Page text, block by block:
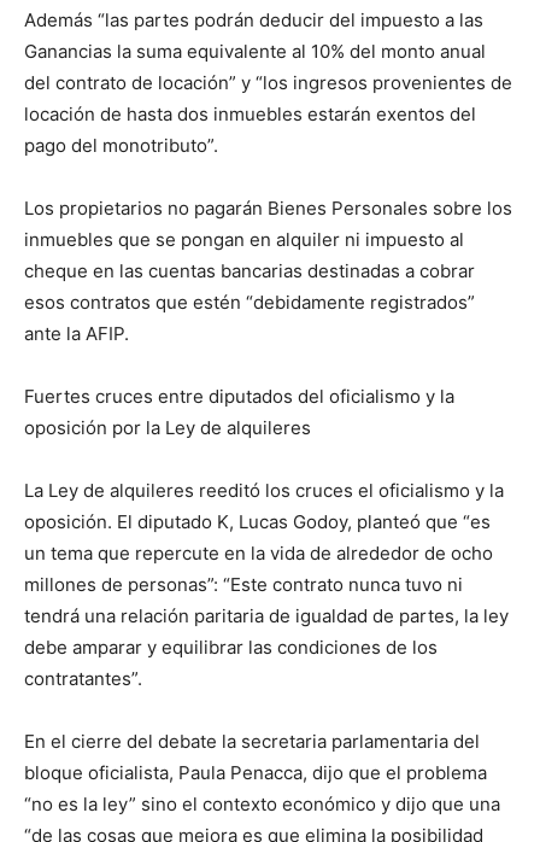
Además “las partes podrán deducir del impuesto a las
Ganancias la suma equivalente al 10% del monto anual
del contrato de locación” y “los ingresos provenientes de
locación de hasta dos inmuebles estarán exentos del
pago del monotributo”.
Los propietarios no pagarán Bienes Personales sobre los
inmuebles que se pongan en alquiler ni impuesto al
cheque en las cuentas bancarias destinadas a cobrar
esos contratos que estén “debidamente registrados”
ante la AFIP.
Fuertes cruces entre diputados del oficialismo y la
oposición por la Ley de alquileres
La Ley de alquileres reeditó los cruces el oficialismo y la
oposición. El diputado K, Lucas Godoy, planteó que “es
un tema que repercute en la vida de alrededor de ocho
millones de personas”: “Este contrato nunca tuvo ni
tendrá una relación paritaria de igualdad de partes, la ley
debe amparar y equilibrar las condiciones de los
contratantes”.
En el cierre del debate la secretaria parlamentaria del
bloque oficialista, Paula Penacca, dijo que el problema
“no es la ley” sino el contexto económico y dijo que una
“de las cosas que mejora es que elimina la posibilidad